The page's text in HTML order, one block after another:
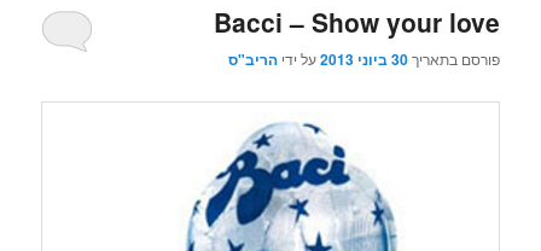
Bacci – Show your love
פורסם בתאריך30 ביוני 2013 על ידיהריב"ס